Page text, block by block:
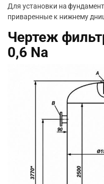
Для установки на
приваренные к нижнему
Чертеж
0,6 Na